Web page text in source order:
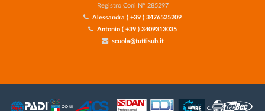
Registro Coni N° 285297
Alessandra ( +39 ) 3476525209
Antonio ( +39 ) 3409313035
scuola@tuttisub.it